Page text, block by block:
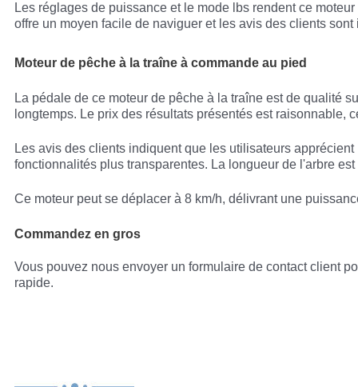
Les réglages de puissance et le mode lbs rendent ce
offre un moyen facile de naviguer et les avis des clients sont
Moteur de pêche à la traîne à commande au pied
La pédale de ce moteur de pêche à la traîne est de qualité
longtemps. Le prix des résultats présentés est raisonnable,
Les avis des clients indiquent que les utilisateurs
fonctionnalités plus transparentes. La longueur de l'arbre
Ce moteur peut se déplacer à 8 km/h, délivrant une
Commandez en gros
Vous pouvez nous envoyer un formulaire de contact client
rapide.